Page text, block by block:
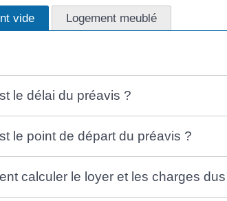
vide Logement meublé
le délai du préavis ?
le point de départ du préavis ?
calculer le loyer et les charges